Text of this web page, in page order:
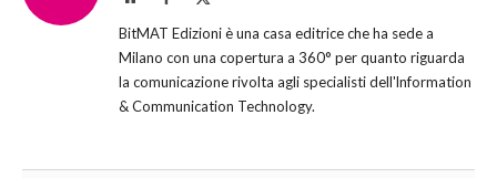
BitMAT Edizioni è una casa editrice che ha sede a
Milano con una copertura a 360° per quanto riguarda
la comunicazione rivolta agli specialisti dell'lnformation
& Communication Technology.